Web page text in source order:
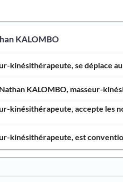
KALOMBO
kinésithérapeute, se déplace
KALOMBO, masseur-
kinésithérapeute, accepte les
kinésithérapeute, est